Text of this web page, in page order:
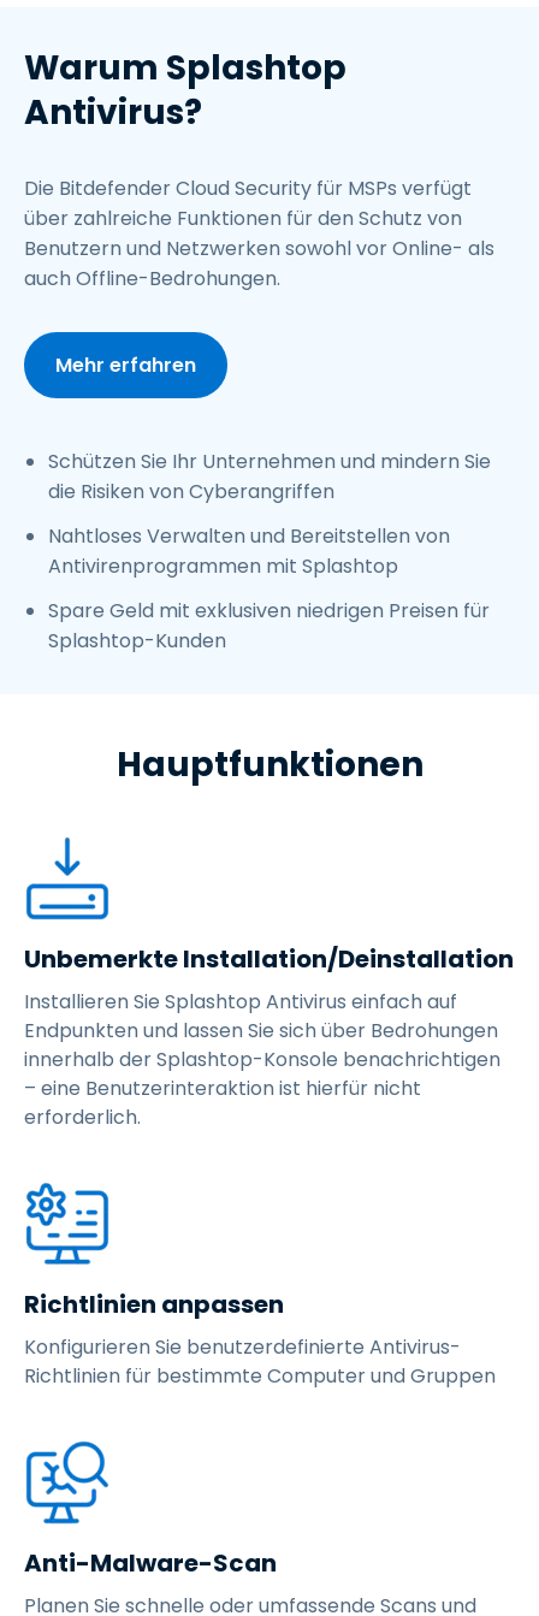
Warum Splashtop
Antivirus?
Die Bitdefender Cloud Security für MSPs verfügt
über zahlreiche Funktionen für den Schutz von
Benutzern und Netzwerken sowohl vor Online- als
auch Offline-Bedrohungen.
Mehr erfahren
Schützen Sie Ihr Unternehmen und mindern Sie
die Risiken von Cyberangriffen
Nahtloses Verwalten und Bereitstellen von
Antivirenprogrammen mit Splashtop
Spare Geld mit exklusiven niedrigen Preisen für
Splashtop-Kunden
Hauptfunktionen
Unbemerkte Installation/Deinstallation
Installieren Sie Splashtop Antivirus einfach auf
Endpunkten und lassen Sie sich über Bedrohungen
innerhalb der Splashtop-Konsole benachrichtigen
– eine Benutzerinteraktion ist hierfür nicht
erforderlich.
Richtlinien anpassen
Konfigurieren Sie benutzerdefinierte Antivirus-
Richtlinien für bestimmte Computer und Gruppen
Anti-Malware-Scan
Planen Sie schnelle oder umfassende Scans und